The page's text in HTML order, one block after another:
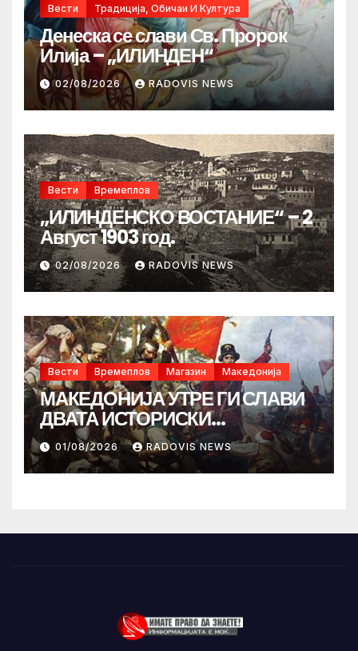
Вести Традиција, Обичаи И Култура
Денеска се слави Св. Пророк
Илија – „ИЛИНДЕН“
02/08/2026 RADOVIS NEWS
Вести Времеплов
„ИЛИНДЕНСКО ВОСТАНИЕ“ – 2
Август 1903 год.
02/08/2026 RADOVIS NEWS
Вести Времеплов Магазин Македонија
МАКЕДОНИЈА УТРЕ ГИ СЛАВИ
ДВАТА ИСТОРИСКИ
ИЛИНДЕНА!
01/08/2026 RADOVIS NEWS